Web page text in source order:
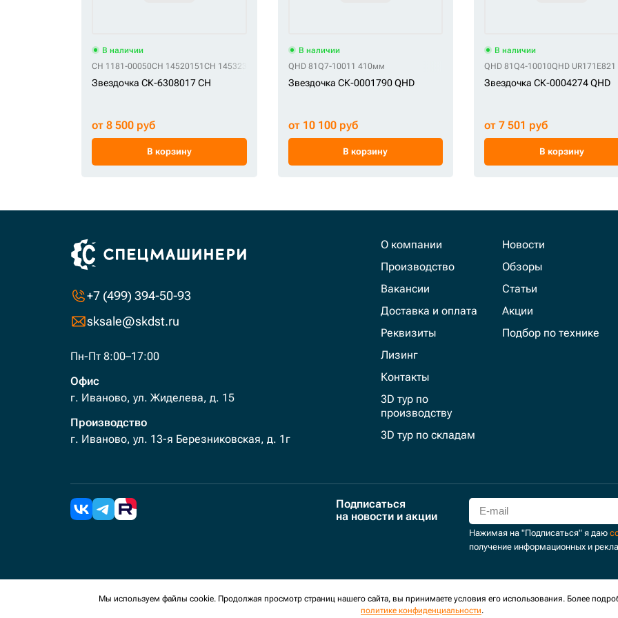
В наличии
CH 1181-00050CH 14520151CH 14532385 CH 81EM-10010CH 81EN-10013CH HY81EM10012ET CH P14520151CH R93160A0M01CH
Звездочка СК-6308017 CH
от 8 500 руб
В корзину
В наличии
QHD 81Q7-10011 410мм
Звездочка СК-0001790 QHD
от 10 100 руб
В корзину
В наличии
QHD 81Q4-10010QHD UR171E821
Звездочка СК-0004274 QHD
от 7 501 руб
В корзину
+7 (499) 394-50-93
sksale@skdst.ru
Пн-Пт 8:00–17:00
Офис
г. Иваново, ул. Жиделева, д. 15
Производство
г. Иваново, ул. 13-я Березниковская, д. 1г
О компании
Производство
Вакансии
Доставка и оплата
Реквизиты
Лизинг
Контакты
3D тур по
производству
3D тур по складам
Новости
Обзоры
Статьи
Акции
Подбор по технике
Подписаться
на новости и акции
Нажимая на "Подписаться" я даю
получение информационных и
2026 Все права защищены. Мы используем cookies для сбора обезличенных персональных данных. Оставаясь на
Мы используем файлы cookie. Продолжая просмотр страниц нашего сайта, вы принимаете условия его использования. Более
политике конфиденциальности.